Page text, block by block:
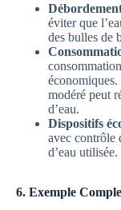
éviter que
des bulles de
modéré peut
d’eau.
Dispositifs
avec contrôle
d’eau utilisée.
6. Exemple